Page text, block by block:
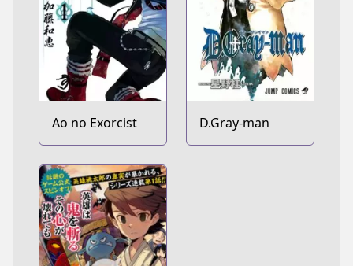
Ao no Exorcist D.Gray-man